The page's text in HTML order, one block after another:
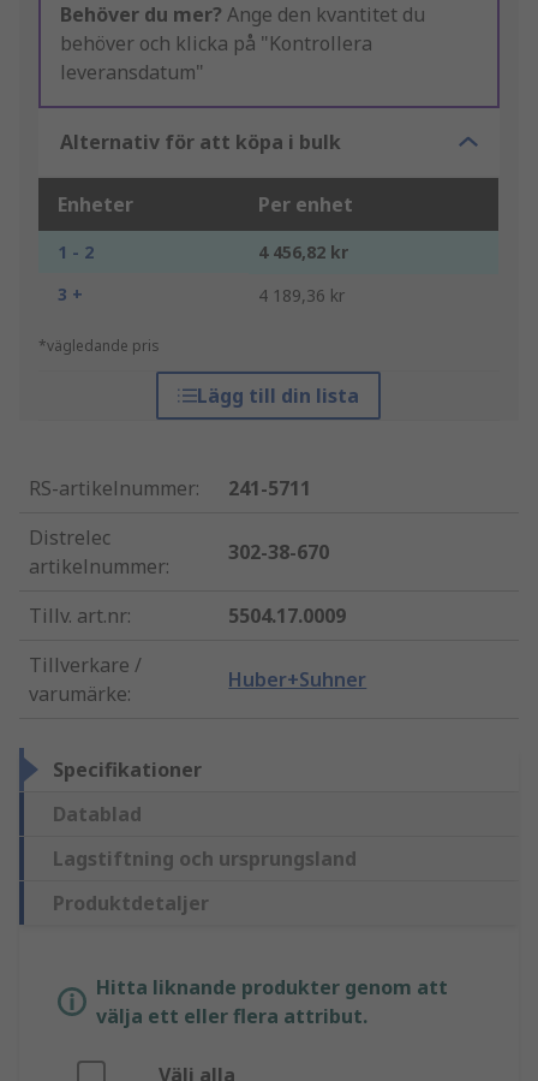
Behöver du mer? Ange den kvantitet du
behöver och klicka på "Kontrollera
leveransdatum"
Alternativ för att köpa i bulk
Enheter Per enhet
1 - 2
4 456,82 kr
3 +
4 189,36 kr
*vägledande pris
Lägg till din lista
RS-artikelnummer:
241-5711
Distrelec
artikelnummer:
302-38-670
Tillv. art.nr:
5504.17.0009
Tillverkare /
varumärke:
Huber+Suhner
Specifikationer
Datablad
Lagstiftning och ursprungsland
Produktdetaljer
Hitta liknande produkter genom att
välja ett eller flera attribut.
Välj alla